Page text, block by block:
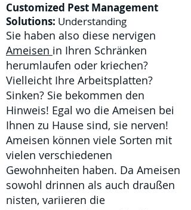
Customized Pest Management
Solutions: Understanding
Sie haben also diese nervigen
Ameisen in Ihren Schränken
herumlaufen oder kriechen?
Vielleicht Ihre Arbeitsplatten?
Sinken? Sie bekommen den
Hinweis! Egal wo die Ameisen bei
Ihnen zu Hause sind, sie nerven!
Ameisen können viele Sorten mit
vielen verschiedenen
Gewohnheiten haben. Da Ameisen
sowohl drinnen als auch draußen
nisten, variieren die